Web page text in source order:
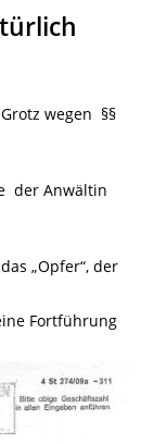
wegen §§
der Anwältin
„Opfer“, der
Fortführung